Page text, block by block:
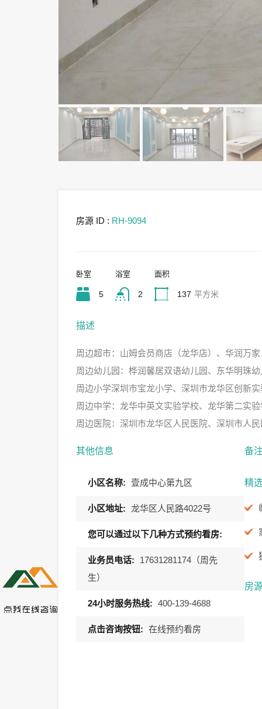
房源 ID : RH-9094
卧室
5
浴室
2
面积
137 平方米
描述
周边超市：山姆会员商店（龙华店）、华润万
周边幼儿园：桦润馨居双语幼儿园、东华明珠
周边小学深圳市宝龙小学、深圳市龙华区创新
周边中学：龙华中英文实验学校、龙华第二实
周边医院：深圳市龙华区人民医院、深圳市人
其他信息
小区名称: 壹成中心第九区
小区地址: 龙华区人民路4022号
您可以通过以下几种方式预约看房:
业务员电话:
17631281174（周先
生）
24小时服务热线: 400-139-4688
点击咨询按钮: 在线预约看房
备
精
房